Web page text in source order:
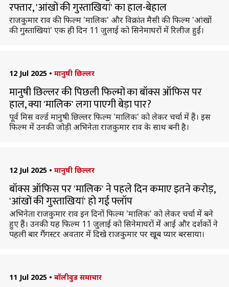
रफ्तार, 'आंखों की गुस्ताखियां' का हाल-बेहाल
राजकुमार राव की फिल्म 'मालिक' और विक्रांत मैसी की फिल्म 'आंखों
की गुस्ताखियां' एक ही दिन 11 जुलाई को सिनेमाघरों में रिलीज हुईं।
12 Jul 2025 • मानुषी छिल्लर
मानुषी छिल्लर की पिछली फिल्मों का बॉक्स ऑफिस पर
हाल, क्या 'मालिक' लगा पाएगी बेड़ा पार?
पूर्व मिस वर्ल्ड मानुषी छिल्लर फिल्म 'मालिक' को लेकर चर्चा में हैं। इस
फिल्म में उनकी जोड़ी अभिनेता राजकुमार राव के साथ बनी है।
12 Jul 2025 • मानुषी छिल्लर
बॉक्स ऑफिस पर 'मालिक' ने पहले दिन कमाए इतने करोड़,
'आंखों की गुस्ताखियां' हो गई फ्लॉप
अभिनेता राजकुमार राव इन दिनों फिल्म 'मालिक' को लेकर चर्चा में बने
हुए हैं। उनकी यह फिल्म 11 जुलाई को सिनेमाघरों में आई और दर्शकोंं ने
पहली बार गैंगस्टर अवतार में दिखे राजकुमार पर खूब प्यार बरसाया।
11 Jul 2025 • बॉलीवुड समाचार